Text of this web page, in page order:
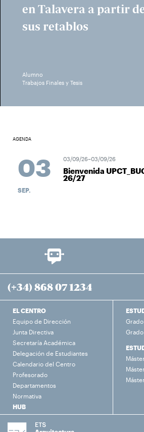
en Talavera a partir
sus retablos
Alumno
Trabajos Finales y Tesis
AGENDA
03
SEP.
03/09/26–03/09/26
Bienvenida
26/27
(+34) 868 07 1234
EL CENTRO
Equipo de Dirección
Junta Directiva
Secretaría Académica
Delegación de Estudiantes
Calendario del Centro
Profesorado
Departamentos
Normativa
HUB